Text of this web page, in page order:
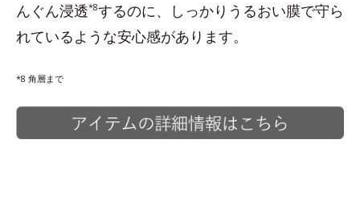
んぐん浸透*8するのに、しっかりうるおい膜で守ら
れているような安心感があります。
*8 角層まで